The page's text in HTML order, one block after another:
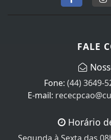
(44) 3649-
Horário
13h00 ás 17h00 horário